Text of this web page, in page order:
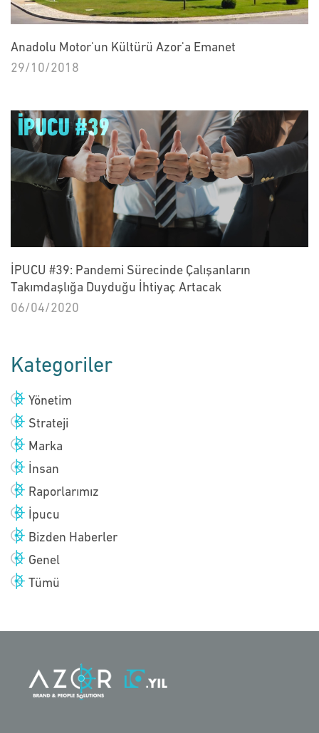
Anadolu Motor'un Kültürü Azor'a Emanet
29/10/2018
İPUCU #39: Pandemi Sürecinde Çalışanların
Takımdaşlığa Duyduğu İhtiyaç Artacak
06/04/2020
Kategoriler
Yönetim
Strateji
Marka
İnsan
Raporlarımız
İpucu
Bizden Haberler
Genel
Tümü